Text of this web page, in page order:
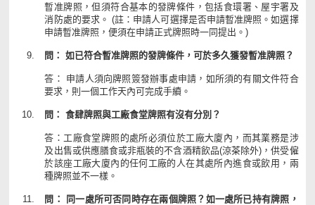
暫准牌照，但須符合基本的發牌條件，包括食環署、屋宇署及
消防處的要求。 (註：申請人可選擇是否申請暫准牌照。如選擇
申請暫准牌照，便須在申請正式牌照時一同提出。)
問： 如已符合暫准牌照的發牌條件，可於多久獲發暫准牌照？
答： 申請人須向牌照簽發辦事處申請，如所須的有關文件符合
要求，則一個工作天內可完成手續。
問： 食肆牌照與工廠食堂牌照有沒有分別？
答：工廠食堂牌照的處所必須位於工廠大廈內，而其業務是涉
及出售或供應膳食或非瓶裝的不含酒精飲品(涼茶除外)，供受僱
於該座工廠大廈內的任何工廠的人在其處所內進食或飲用，兩
種牌照並不一樣。
問： 同一處所可否同時存在兩個牌照？如一處所已持有牌照，